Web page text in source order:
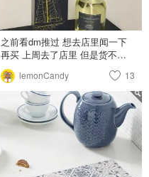
还要吐槽下JC的扣，很结实，有
点太结实，很难单手戴的说。 总
体来说都好满意啊～真开心！
simons的折扣真的好爽～买买买
之前看dm推过 想去店里闻一下
再买 上周去了店里 但是货不太
全了 闻了我当时觉得比较喜欢的
是p3的a breath of spring 但是都
没货啦 网上也不见了 上周黑五
打折的是high tide和fig garden两
种 闻了一下fig那个有点太上头了
high tide比较清淡就买了这个 这
个味道挺清新的～ 怕熏到自己先
放两根试一下（有点丑hhh）
High tide diffuser set | Simons
lemonCandy 13